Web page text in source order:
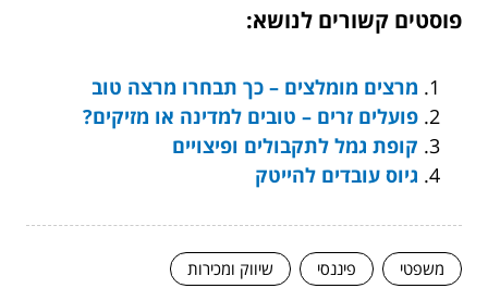
פוסטים קשורים לנושא:
מרצים מומלצים – כך תבחרו מרצה טוב
פועלים זרים – טובים למדינה או מזיקים?
קופת גמל לתקבולים ופיצויים
גיוס עובדים להייטק
משפטי פיננסי שיווק ומכירות